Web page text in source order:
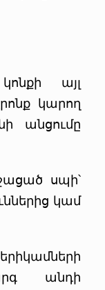
այլ
կարող
անցումը
սպի՝
կամ
արգ անդի